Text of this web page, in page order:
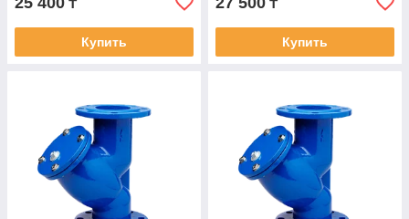
₸
Купить
₸
Купить